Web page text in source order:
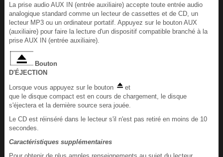
La prise audio AUX IN (entrée auxiliaire) accepte toute entrée audio
analogique standard comme un lecteur de cassettes et de CD, un
lecteur MP3 ou un ordinateur portatif. Appuyez sur le bouton AUX
(auxiliaire) pour faire la lecture d'un dispositif compatible branché à la
prise AUX IN (entrée auxiliaire).
Bouton
D'ÉJECTION
Lorsque vous appuyez sur le bouton
et
que le disque compact est en cours de chargement, le disque
s'éjectera et la dernière source sera jouée.
Le CD est réinséré dans le lecteur s'il n'est pas retiré en moins de 10
secondes.
Caractéristiques supplémentaires